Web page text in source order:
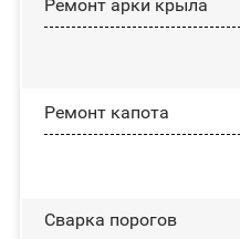
Ремонт арки крыла
Ремонт капота
Сварка порогов